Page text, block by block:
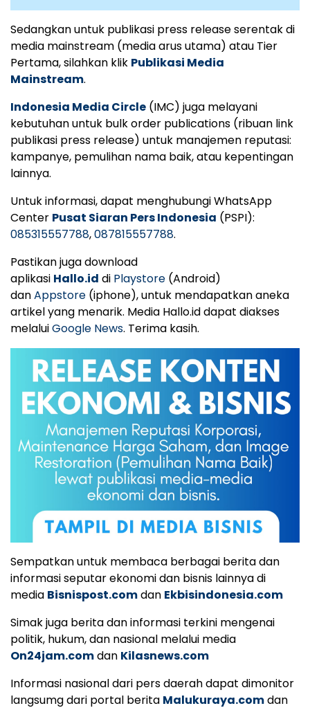
Sedangkan untuk publikasi press release serentak di
media mainstream (media arus utama) atau Tier
Pertama, silahkan klik Publikasi Media
Mainstream.
Indonesia Media Circle (IMC) juga melayani
kebutuhan untuk bulk order publications (ribuan link
publikasi press release) untuk manajemen reputasi:
kampanye, pemulihan nama baik, atau kepentingan
lainnya.
Untuk informasi, dapat menghubungi WhatsApp
Center Pusat Siaran Pers Indonesia (PSPI):
085315557788,087815557788.
Pastikan juga download
aplikasi Hallo.id di Playstore (Android)
danAppstore (iphone), untuk mendapatkan aneka
artikel yang menarik. Media Hallo.id dapat diakses
melaluiGoogle News. Terima kasih.
Sempatkan untuk membaca berbagai berita dan
informasi seputar ekonomi dan bisnis lainnya di
media Bisnispost.comdan Ekbisindonesia.com
Simak juga berita dan informasi terkini mengenai
politik, hukum, dan nasional melalui media
On24jam.comdan Kilasnews.com
Informasi nasional dari pers daerah dapat dimonitor
langsumg dari portal berita Malukuraya.comdan